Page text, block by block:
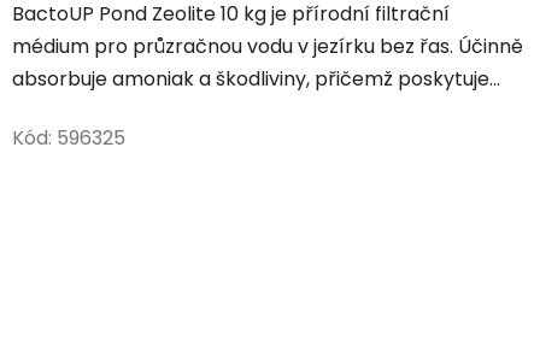
BactoUP Pond Zeolite 10 kg je přírodní filtrační
médium pro průzračnou vodu v jezírku bez řas. Účinně
absorbuje amoniak a škodliviny, přičemž poskytuje...
Kód: 596325